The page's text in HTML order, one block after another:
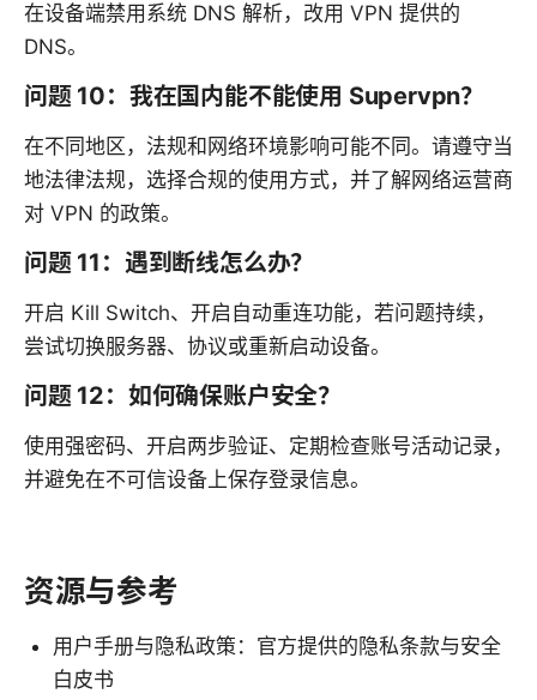
在设备端禁用系统 DNS 解析，改用 VPN 提供的
DNS。
问题 10：我在国内能不能使用 Supervpn？
在不同地区，法规和网络环境影响可能不同。请遵守当
地法律法规，选择合规的使用方式，并了解网络运营商
对 VPN 的政策。
问题 11：遇到断线怎么办？
开启 Kill Switch、开启自动重连功能，若问题持续，
尝试切换服务器、协议或重新启动设备。
问题 12：如何确保账户安全？
使用强密码、开启两步验证、定期检查账号活动记录，
并避免在不可信设备上保存登录信息。
资源与参考
用户手册与隐私政策：官方提供的隐私条款与安全
白皮书